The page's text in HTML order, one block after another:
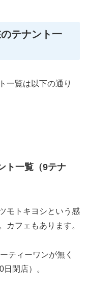
テナント一
一覧は以下の通り
ト一覧（9テナ
モトキヨシという感
カフェもあります。
ティーワンが無く
閉店）。